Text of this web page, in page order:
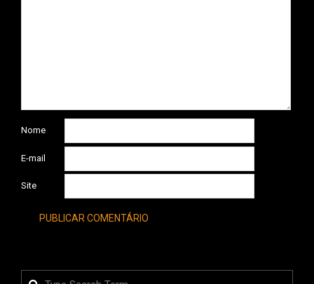
Nome
E-mail
Site
Search